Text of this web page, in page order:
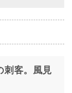
刺客。風見